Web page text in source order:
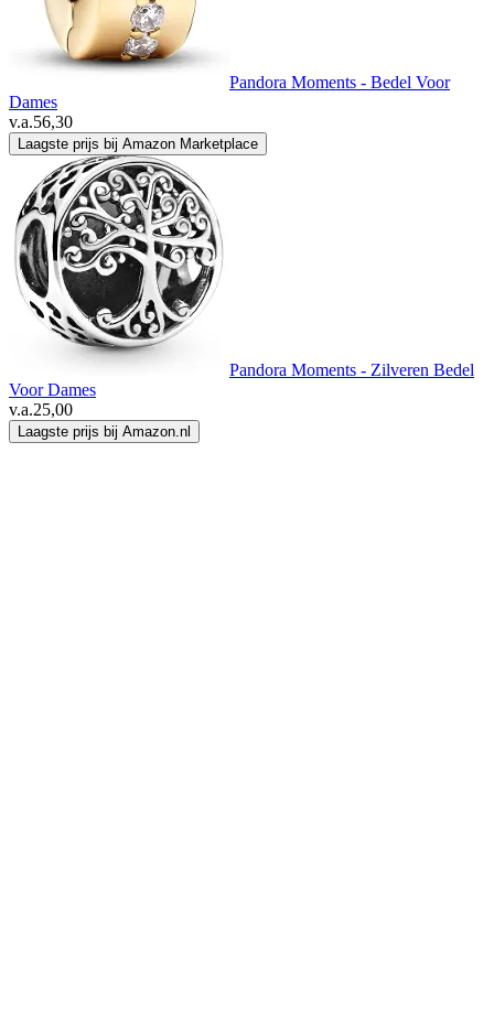
Pandora Moments - Bedel Voor
Dames
v.a.56,30
Laagste prijs bij Amazon Marketplace
Pandora Moments - Zilveren Bedel
Voor Dames
v.a.25,00
Laagste prijs bij Amazon.nl